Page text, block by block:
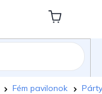
Kosár
Fém pavilonok